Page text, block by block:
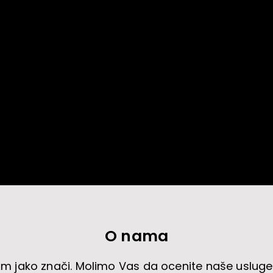
O nama
jako znači. Molimo Vas da ocenite naše